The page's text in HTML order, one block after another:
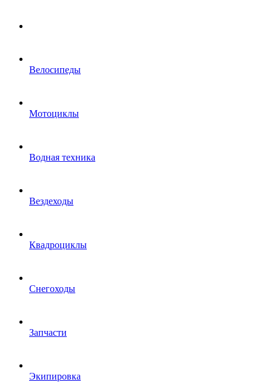
Велосипеды
Мотоциклы
Водная техника
Вездеходы
Квадроциклы
Снегоходы
Запчасти
Экипировка